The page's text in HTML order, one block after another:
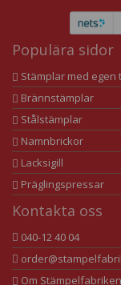
Populära sidor
Stämplar med egen
Brännstämplar
Stålstämplar
Namnbrickor
Lacksigill
Präglingspressar
Kontakta oss
040-12 40 04
Om Stämpelfabriken